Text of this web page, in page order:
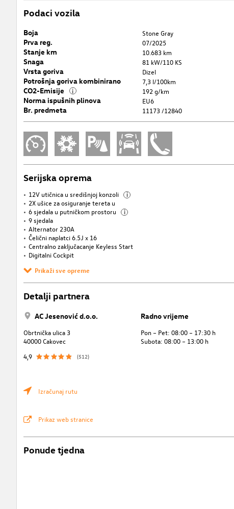
Podaci vozila
Boja Stone Gray
Prva reg. 07/2025
Stanje km 10.683 km
Snaga 81 kW/110 KS
Vrsta goriva Dizel
Potrošnja goriva kombinirano 7,3 l/100km
CO2-Emisije i 192 g/km
Norma ispušnih plinova EU6
Br. predmeta 11173 /12840
Serijska oprema
12V utičnica u središnjoj konzoli i
2X ušice za osiguranje tereta u
6 sjedala u putničkom prostoru
i
9 sjedala
Alternator 230A
Čelični naplatci 6.5J x 16
Centralno zaključacanje Keyless Start
Digitalni Cockpit
Prikaži sve opreme
Detalji partnera
AC Jesenović d.o.o.
Obrtnička ulica 3
40000 Cakovec
4,9
(512)
Izračunaj rutu
Prikaz web stranice
Radno vrijeme
Pon – Pet: 08:00 – 17:30 h
Subota: 08:00 – 13:00 h
Ponude tjedna